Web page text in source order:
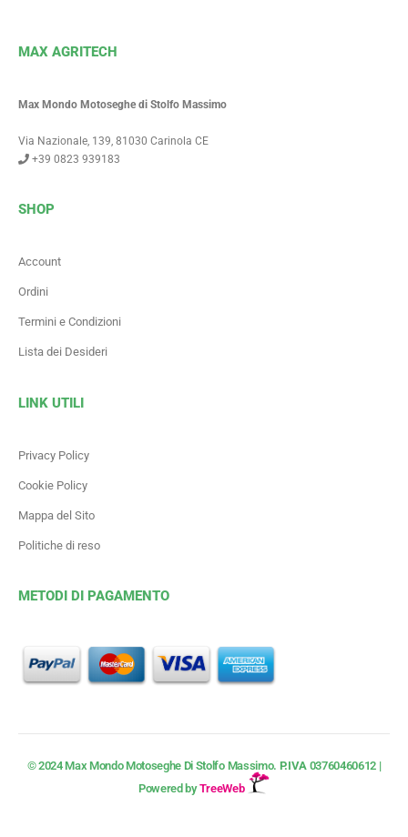
MAX AGRITECH
Max Mondo Motoseghe di Stolfo Massimo
Via Nazionale, 139, 81030 Carinola CE
+39 0823 939183
SHOP
Account
Ordini
Termini e Condizioni
Lista dei Desideri
LINK UTILI
Privacy Policy
Cookie Policy
Mappa del Sito
Politiche di reso
METODI DI PAGAMENTO
© 2024 Max Mondo Motoseghe Di Stolfo Massimo. P.IVA03760460612 |
Powered byTreeWeb